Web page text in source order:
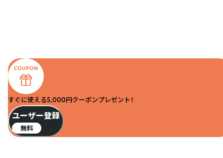
すぐに使える5,000円クーポンプレゼント！
ユーザー登録
無料